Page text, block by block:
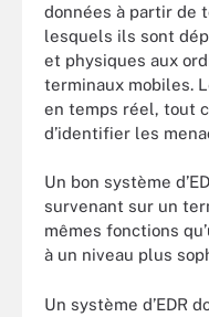
données à partir de
lesquels ils sont
et physiques aux
terminaux mobiles.
en temps réel, tout
d’identifier les
Un bon système
survenant sur un
mêmes fonctions
à un niveau plus
Un système d’EDR